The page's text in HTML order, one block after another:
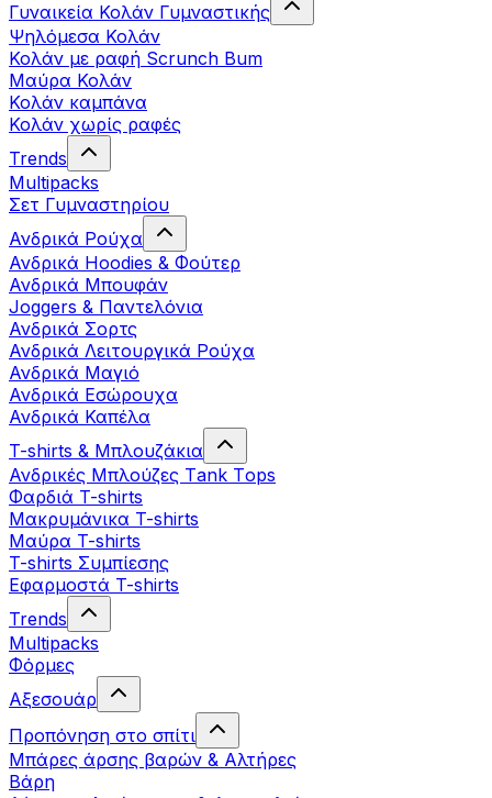
Γυναικεία Κολάν Γυμναστικής
Ψηλόμεσα Κολάν
Κολάν με ραφή Scrunch Bum
Μαύρα Κολάν
Κολάν καμπάνα
Κολάν χωρίς ραφές
Trends
Multipacks
Σετ Γυμναστηρίου
Ανδρικά Ρούχα
Ανδρικά Hoodies & Φούτερ
Ανδρικά Μπουφάν
Joggers & Παντελόνια
Ανδρικά Σορτς
Ανδρικά Λειτουργικά Ρούχα
Ανδρικά Μαγιό
Ανδρικά Εσώρουχα
Ανδρικά Καπέλα
T-shirts & Μπλουζάκια
Ανδρικές Mπλούζες Τank Τops
Φαρδιά T-shirts
Μακρυμάνικα T-shirts
Μαύρα T-shirts
T-shirts Συμπίεσης
Εφαρμοστά T-shirts
Trends
Multipacks
Φόρμες
Αξεσουάρ
Προπόνηση στο σπίτι
Μπάρες άρσης βαρών & Αλτήρες
Βάρη